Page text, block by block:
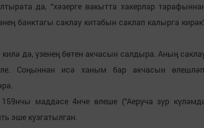
да, “хәзерге вакытта хакерлар
банктагы саклау китабын саклап калырга
дә, үзенең бөтен акчасын салдыра. Аның
Соңыннан исә ханым бар акчасын
маддәсе 4нче өлеше (“Аеруча зур
эше кузгатылган.